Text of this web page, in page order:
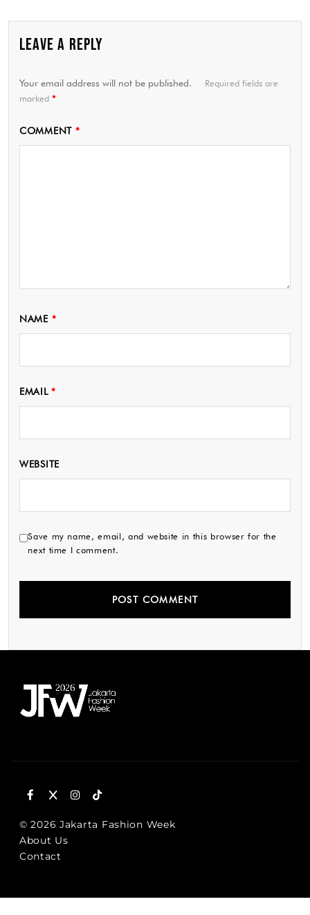
LEAVE A REPLY
Your email address will not be published.
Required fields are
marked *
COMMENT *
NAME *
EMAIL*
WEBSITE
Save my name, email, and website in this browser for the
next time I comment.
© 2026 Jakarta Fashion Week
About Us
Contact